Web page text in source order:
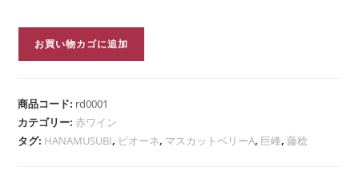
お買い物カゴに追加
商品コード: rd0001
カテゴリー:赤ワイン
タグ: HANAMUSUBI, ピオーネ, マスカットベリーA, 巨峰,藤稔